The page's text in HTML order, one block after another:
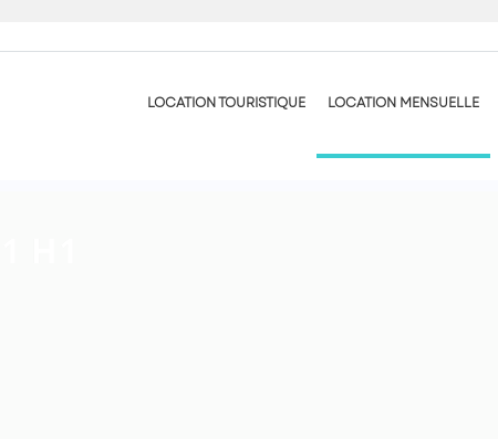
LOCATION TOURISTIQUE LOCATION MENSUELLE